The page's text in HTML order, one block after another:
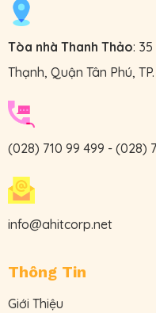
Tòa nhà Thanh Thảo:
Thạnh, Quận Tân Phú,
(028) 710 99 499 - (028)
info@ahitcorp.net
Thông Tin
Giới Thiệu